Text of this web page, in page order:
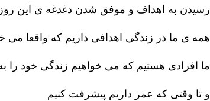
رسیدن به اهداف و موفق شدن دغدغه ی این
همه ی ما در زندگی اهدافی داریم که واقعا می
ما افرادی هستیم که می خواهیم زندگی خود را به
و تا وقتی که عمر داریم پیشرفت کنیم